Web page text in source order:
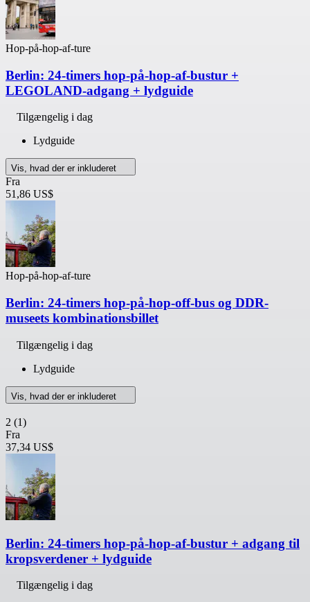
Hop-på-hop-af-ture
Berlin: 24-timers hop-på-hop-af-bustur +
LEGOLAND-adgang + lydguide
Tilgængelig i dag
Lydguide
Vis, hvad der er inkluderet
Fra
51,86 US$
Hop-på-hop-af-ture
Berlin: 24-timers hop-på-hop-off-bus og DDR-
museets kombinationsbillet
Tilgængelig i dag
Lydguide
Vis, hvad der er inkluderet
2 (1)
Fra
37,34 US$
Berlin: 24-timers hop-på-hop-af-bustur + adgang til
kropsverdener + lydguide
Tilgængelig i dag